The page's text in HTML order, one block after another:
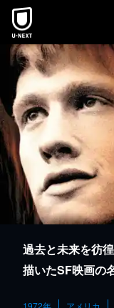
本文へスキップ
過去と未来を彷
描いたSF映画の
1972年 アメリカ